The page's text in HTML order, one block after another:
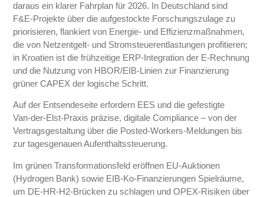
daraus ein klarer Fahrplan für 2026. In Deutschland sind
F&E‑Projekte über die aufgestockte Forschungszulage zu
priorisieren, flankiert von Energie‑ und Effizienzmaßnahmen,
die von Netzentgelt‑ und Stromsteuerentlastungen profitieren;
in Kroatien ist die frühzeitige ERP‑Integration der E‑Rechnung
und die Nutzung von HBOR/EIB‑Linien zur Finanzierung
grüner CAPEX der logische Schritt.
Auf der Entsendeseite erfordern EES und die gefestigte
Van‑der‑Elst‑Praxis präzise, digitale Compliance – von der
Vertragsgestaltung über die Posted‑Workers‑Meldungen bis
zur tagesgenauen Aufenthaltssteuerung.
Im grünen Transformationsfeld eröffnen EU‑Auktionen
(Hydrogen Bank) sowie EIB‑Ko‑Finanzierungen Spielräume,
um DE‑HR‑H2‑Brücken zu schlagen und OPEX‑Risiken über